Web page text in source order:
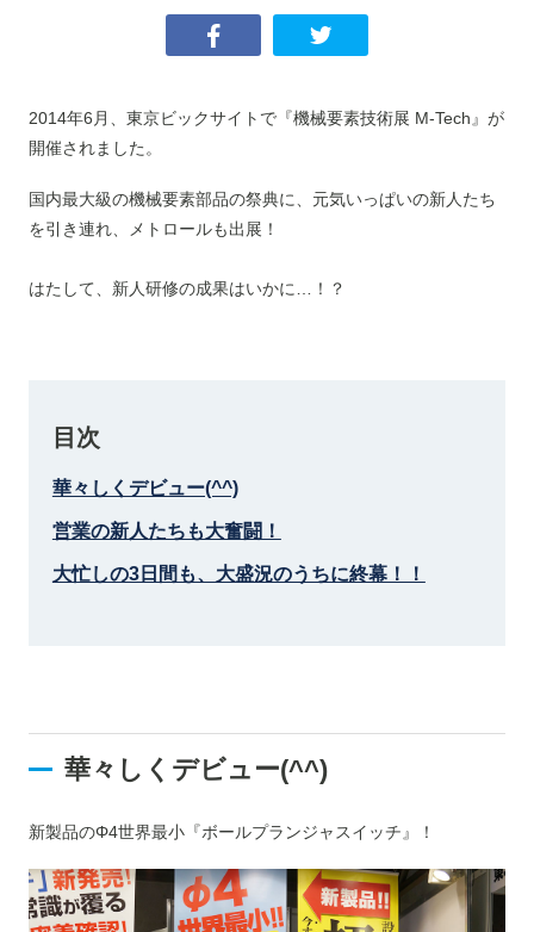
2014年6月、東京ビックサイトで『機械要素技術展 M-Tech』が
開催されました。
国内最大級の機械要素部品の祭典に、元気いっぱいの新人たち
を引き連れ、メトロールも出展！
はたして、新人研修の成果はいかに…！？
目次
華々しくデビュー(^^)
営業の新人たちも大奮闘！
大忙しの3日間も、大盛況のうちに終幕！！
華々しくデビュー(^^)
新製品のΦ4世界最小『ボールプランジャスイッチ』！